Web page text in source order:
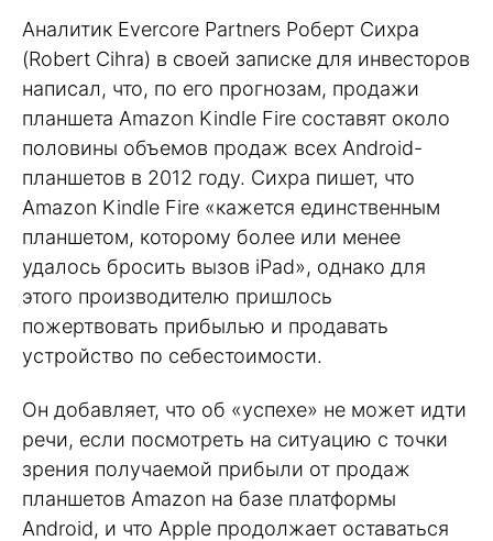
Аналитик Evercore Partners Роберт Сихра
(Robert Cihra) в своей записке для инвесторов
написал, что, по его прогнозам, продажи
планшета Amazon Kindle Fire составят около
половины объемов продаж всех Android-
планшетов в 2012 году. Сихра пишет, что
Amazon Kindle Fire «кажется единственным
планшетом, которому более или менее
удалось бросить вызов iPad», однако для
этого производителю пришлось
пожертвовать прибылью и продавать
устройство по себестоимости.
Он добавляет, что об «успехе» не может идти
речи, если посмотреть на ситуацию с точки
зрения получаемой прибыли от продаж
планшетов Amazon на базе платформы
Android, и что Apple продолжает оставаться